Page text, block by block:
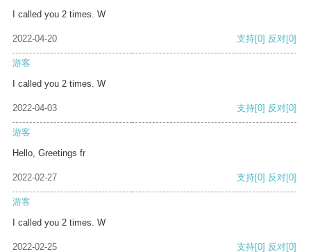
I called you 2 times. W
2022-04-20 支持[0] 反对[0]
游客
I called you 2 times. W
2022-04-03 支持[0] 反对[0]
游客
Hello, Greetings fr
2022-02-27 支持[0] 反对[0]
游客
I called you 2 times. W
2022-02-25 支持[0] 反对[0]